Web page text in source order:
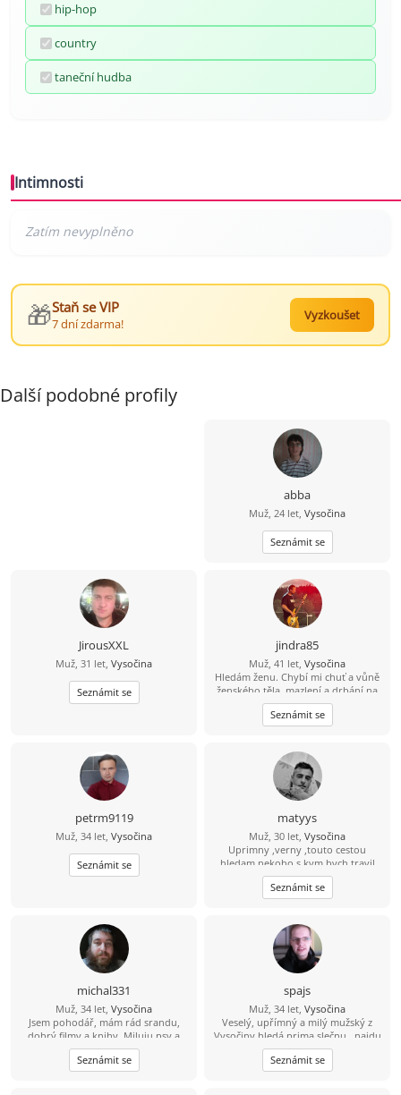
hip-hop
country
taneční hudba
Intimnosti
🎁Staň se VIP
7 dní zdarma!
Vyzkoušet
Další podobné profily
abba
Muž, 24 let, Vysočina
Seznámit se
JirousXXL
Muž, 31 let, Vysočina
Seznámit se
jindra85
Muž, 41 let, Vysočina
Hledám ženu. Chybí mi chuť a vůně
ženského těla, mazlení a drbání na
zádech.. ;-) Zajdeme na kávu a
uvidíme, jestli přeskočí jiskra?
Seznámit se
petrm9119
Muž, 34 let, Vysočina
Seznámit se
matyys
Muž, 30 let, Vysočina
Uprimny ,verny ,touto cestou
hledam nekoho s kym bych travil
dlouhe chvile zasel ven nebo na
kavu
Seznámit se
michal331
Muž, 34 let, Vysočina
Jsem pohodář, mám rád srandu,
dobrý filmy a knihy. Miluju psy a
cením si upřímnosti, protože
nesnáším lži a přetvářku. Radši
trávím čas s pár opravdovými lidmi
Seznámit se
spajs
Muž, 34 let, Vysočina
Veselý, upřímný a milý mužský z
Vysočiny hledá prima slečnu.. najdu
tě?
Seznámit se